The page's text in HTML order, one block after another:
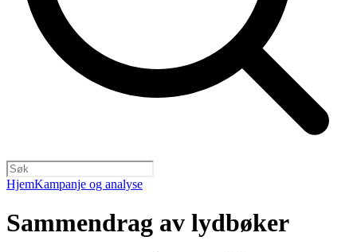
HjemKampanje og analyse
Sammendrag av lydbøker